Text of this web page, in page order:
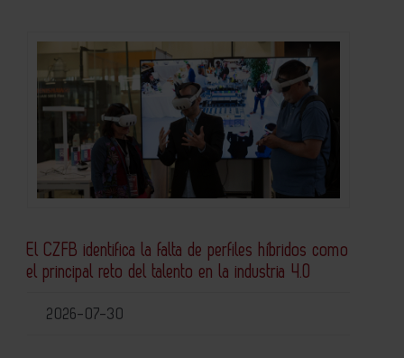
El CZFB identifica la falta de perfiles híbridos como
el principal reto del talento en la industria 4.0
2026-07-30